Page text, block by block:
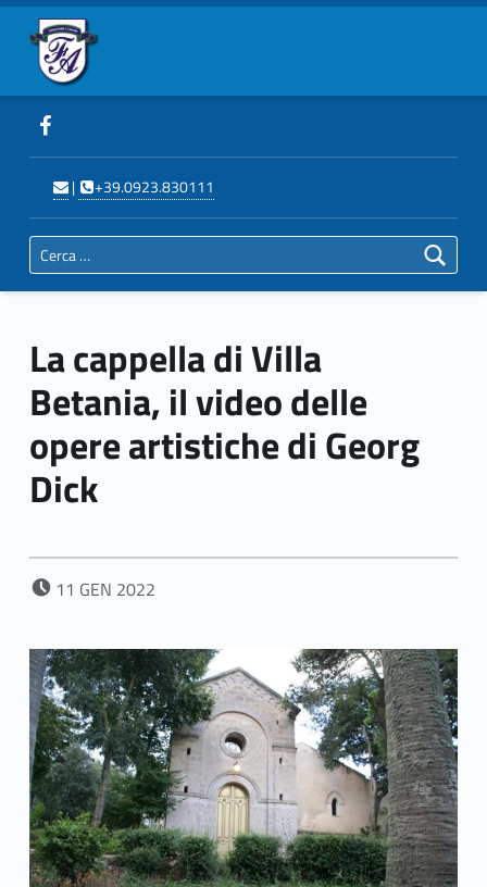
La cappella di Villa Betania, il video delle opere artistiche di Georg Dick - Fondazione Auxilium TrapaniFondazione Auxilium Trapani
Header info sidebar
Seguici su Facebook
| +39.0923.830111
Ricerca per:
La cappella di Villa
Betania, il video delle
opere artistiche di Georg
Dick
POSTED ON:
11 GEN 2022